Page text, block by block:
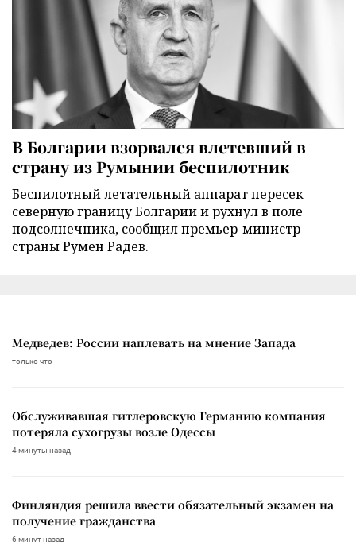
В Болгарии взорвался влетевший в
страну из Румынии беспилотник
Беспилотный летательный аппарат пересек
северную границу Болгарии и рухнул в поле
подсолнечника, сообщил премьер-министр
страны Румен Радев.
Медведев: России наплевать на мнение Запада
только что
Обслуживавшая гитлеровскую Германию компания
потеряла сухогрузы возле Одессы
4 минуты назад
Финляндия решила ввести обязательный экзамен на
получение гражданства
6 минут назад